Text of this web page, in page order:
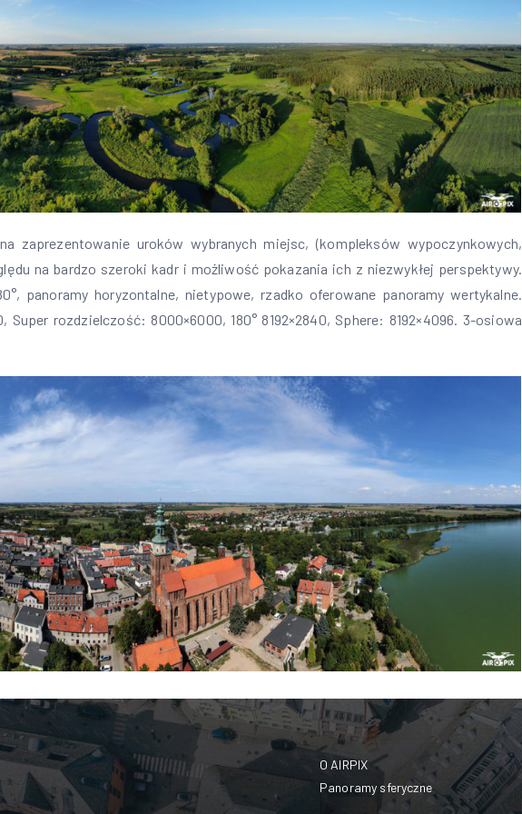
zaprezentowanie uroków wybranych miejsc, (kompleksów wypoczynkowych,
na bardzo szeroki kadr i możliwość pokazania ich z niezwykłej perspektywy.
panoramy horyzontalne, nietypowe, rzadko oferowane panoramy wertykalne.
rozdzielczość: 8000×6000, 180° 8192×2840, Sphere: 8192×4096. 3-osiowa
O AIRPIX
Panoramy sferyczne